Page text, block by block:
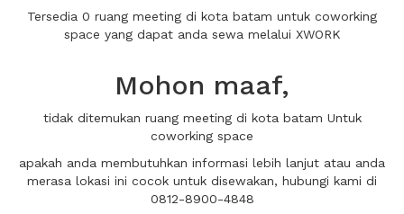
Tersedia 0 ruang meeting di kota batam untuk coworking
space yang dapat anda sewa melalui XWORK
Mohon maaf,
tidak ditemukan ruang meeting di kota batam Untuk
coworking space
apakah anda membutuhkan informasi lebih lanjut atau anda
merasa lokasi ini cocok untuk disewakan, hubungi kami di
0812-8900-4848